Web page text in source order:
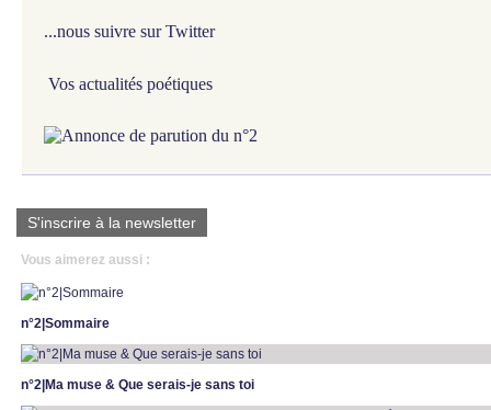
...nous suivre sur Twitter
Vos actualités poétiques
S'inscrire à la newsletter
Vous aimerez aussi :
n°2|Sommaire
n°2|Ma muse & Que serais-je sans toi